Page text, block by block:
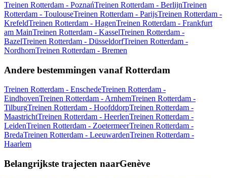
Treinen Rotterdam - PoznańTreinen Rotterdam - BerlijnTreinen
Rotterdam - ToulouseTreinen Rotterdam - ParijsTreinen Rotterdam -
KrefeldTreinen Rotterdam - HagenTreinen Rotterdam - Frankfurt
am MainTreinen Rotterdam - KasselTreinen Rotterdam -
BazelTreinen Rotterdam - DüsseldorfTreinen Rotterdam -
NordhornTreinen Rotterdam - Bremen
Andere bestemmingen vanaf Rotterdam
Treinen Rotterdam - EnschedeTreinen Rotterdam -
EindhovenTreinen Rotterdam - ArnhemTreinen Rotterdam -
TilburgTreinen Rotterdam - HoofddorpTreinen Rotterdam -
MaastrichtTreinen Rotterdam - HeerlenTreinen Rotterdam -
LeidenTreinen Rotterdam - ZoetermeerTreinen Rotterdam -
BredaTreinen Rotterdam - LeeuwardenTreinen Rotterdam -
Haarlem
Belangrijkste trajecten naarGenève